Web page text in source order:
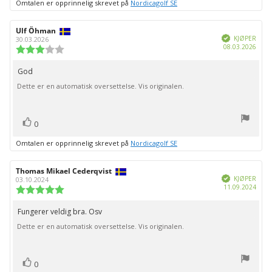
Omtalen er opprinnelig skrevet på Nordicagolf SE
Forfatter:
Ulf Öhman
30.03.2026
mulige
VerifisertKJØPER
08.03.2026
Omtaletekst:
God
Dette er en automatisk oversettelse. Vis originalen.
Liker
0
Omtalen er opprinnelig skrevet på Nordicagolf SE
Forfatter:
Thomas Mikael Cederqvist
03.10.2024
av
5
mulige
VerifisertKJØPER
11.09.2024
Omtaletekst:
Fungerer veldig bra. Osv
Dette er en automatisk oversettelse. Vis originalen.
Liker
0